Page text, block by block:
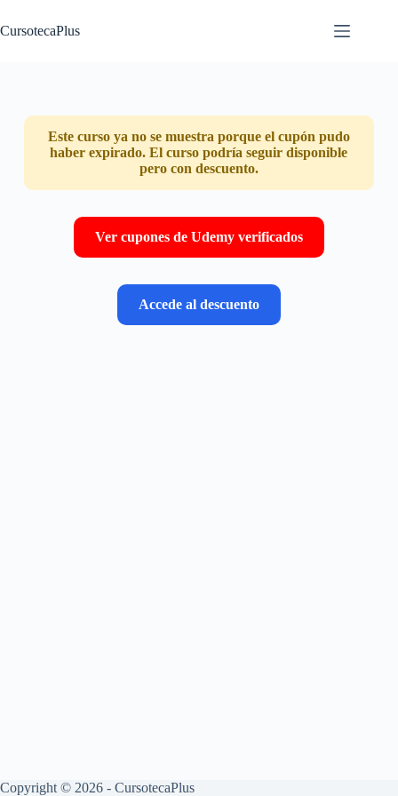
al
contenido
CursotecaPlus
Este curso ya no se muestra porque el cupón pudo
haber expirado. El curso podría seguir disponible
pero con descuento.
Ver cupones de Udemy verificados
Accede al descuento
Copyright © 2026 - CursotecaPlus